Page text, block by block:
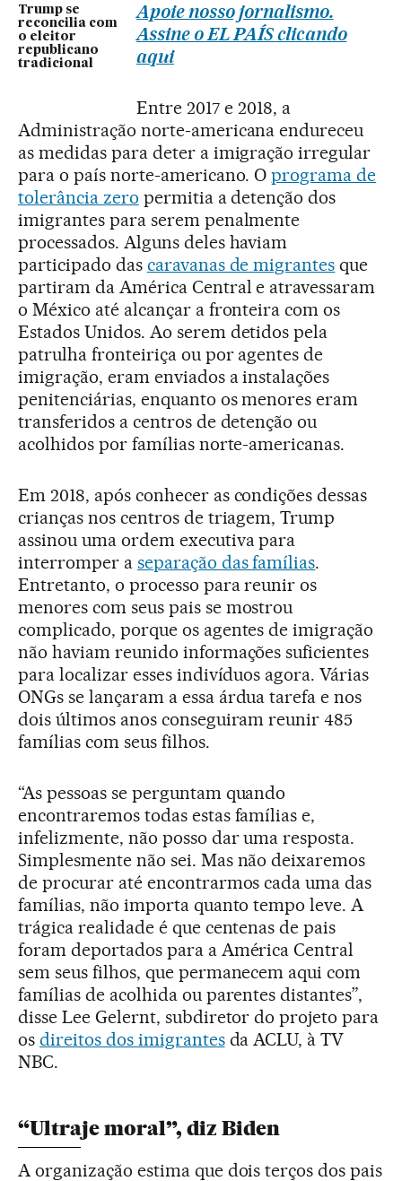
Trump se
reconcilia com
o eleitor
republicano
tradicional
Apoie nosso jornalismo.
Assine o EL PAÍS clicando
aqui
Entre 2017 e 2018, a
Administração norte-americana endureceu
as medidas para deter a imigração irregular
para o país norte-americano. Oprograma de
tolerância zero permitia a detenção dos
imigrantes para serem penalmente
processados. Alguns deles haviam
participado das caravanas de migrantes que
partiram da América Central e atravessaram
o México até alcançar a fronteira com os
Estados Unidos. Ao serem detidos pela
patrulha fronteiriça ou por agentes de
imigração, eram enviados a instalações
penitenciárias, enquanto os menores eram
transferidos a centros de detenção ou
acolhidos por famílias norte-americanas.
Em 2018, após conhecer as condições dessas
crianças nos centros de triagem, Trump
assinou uma ordem executiva para
interromper a separação das famílias.
Entretanto, o processo para reunir os
menores com seus pais se mostrou
complicado, porque os agentes de imigração
não haviam reunido informações suficientes
para localizar esses indivíduos agora. Várias
ONGs se lançaram a essa árdua tarefa e nos
dois últimos anos conseguiram reunir 485
famílias com seus filhos.
“As pessoas se perguntam quando
encontraremos todas estas famílias e,
infelizmente, não posso dar uma resposta.
Simplesmente não sei. Mas não deixaremos
de procurar até encontrarmos cada uma das
famílias, não importa quanto tempo leve. A
trágica realidade é que centenas de pais
foram deportados para a América Central
sem seus filhos, que permanecem aqui com
famílias de acolhida ou parentes distantes”,
disse Lee Gelernt, subdiretor do projeto para
os direitos dos imigrantesda ACLU, à TV
NBC.
“Ultraje moral”, diz Biden
A organização estima que dois terços dos pais